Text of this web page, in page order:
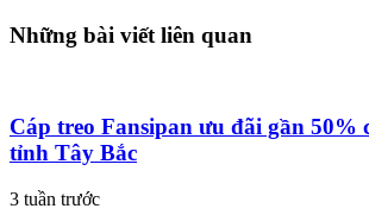
Những bài viết liên quan
Cáp treo Fansipan ưu đãi gần 50%
tỉnh Tây Bắc
3 tuần trước